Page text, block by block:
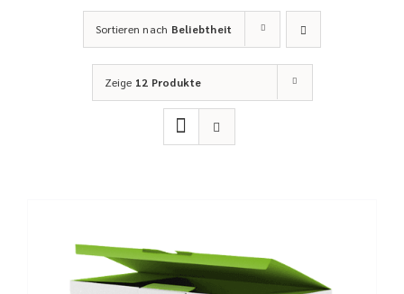
Sortieren nach Beliebtheit
Zeige 12 Produkte